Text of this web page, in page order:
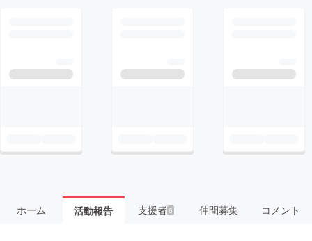
ホーム 活動報告 支援者6 仲間募集 コメント